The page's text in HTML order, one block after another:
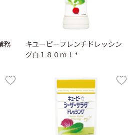
務
キユーピーフレンチドレッシン
グ白１８０ｍｌ *